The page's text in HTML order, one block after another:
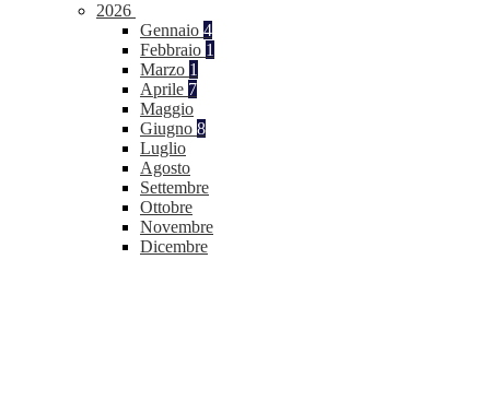
2026
Gennaio 4
Febbraio 1
Marzo 1
Aprile 7
Maggio
Giugno 8
Luglio
Agosto
Settembre
Ottobre
Novembre
Dicembre